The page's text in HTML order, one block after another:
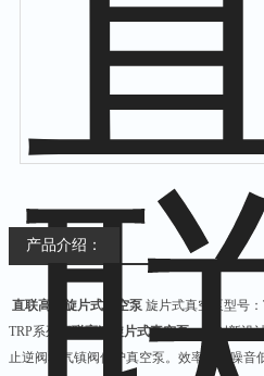
产品介绍：
直联高速旋片式真空泵 旋片式真空泵型号：
TRP系列
直联高速旋片式真空泵，以创新设
止逆阀和气镇阀保护真空泵。效率高、噪音